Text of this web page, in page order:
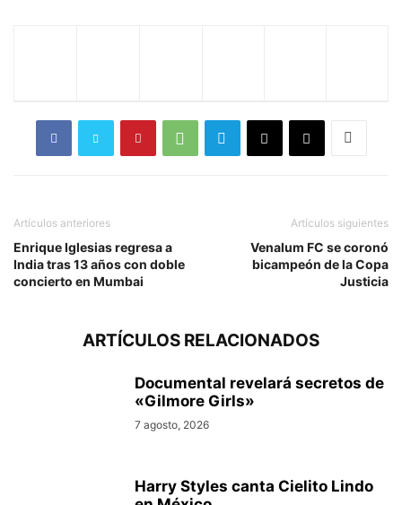
Artículos anteriores
Enrique Iglesias regresa a
India tras 13 años con doble
concierto en Mumbai
Artículos siguientes
Venalum FC se coronó
bicampeón de la Copa
Justicia
ARTÍCULOS RELACIONADOS
Documental revelará secretos de
«Gilmore Girls»
7 agosto, 2026
Harry Styles canta Cielito Lindo